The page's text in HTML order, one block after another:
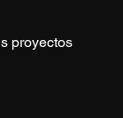
proyectos